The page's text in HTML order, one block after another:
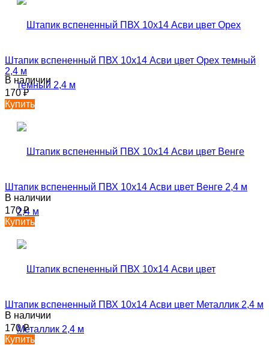
Штапик вспененный ПВХ 10х14 Асви цвет Орех темный
2,4 м
В наличии
170₽
Купить
Штапик вспененный ПВХ 10х14 Асви цвет Венге 2,4 м
В наличии
170₽
Купить
Штапик вспененный ПВХ 10х14 Асви цвет Металлик 2,4 м
В наличии
170₽
Купить